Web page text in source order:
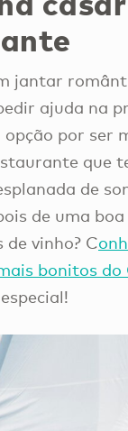
jantar
ajuda na
opção por ser
que
de
de uma
vinho? C
bonitos do